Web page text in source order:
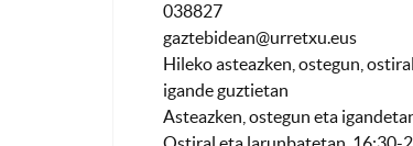
038827
gaztebidean@urretxu.eus
Hileko asteazken, ostegun,
igande guztietan
Asteazken, ostegun eta